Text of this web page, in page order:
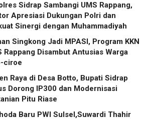
Sidrap Sambangi UMS Rappang,
Apresiasi Dukungan Polri dan
Sinergi dengan Muhammadiyah
Singkong Jadi MPASI, Program KKN
Rappang Disambut Antusias Warga
ciroe
Raya di Desa Botto, Bupati Sidrap
Dorong IP300 dan Modernisasi
Pitu Riase
Baru PWI Sulsel,Suwardi Thahir